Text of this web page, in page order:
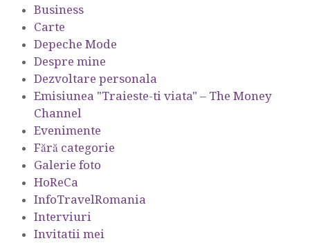
Business
Carte
Depeche Mode
Despre mine
Dezvoltare personala
Emisiunea "Traieste-ti viata" – The Money
Channel
Evenimente
Fără categorie
Galerie foto
HoReCa
InfoTravelRomania
Interviuri
Invitatii mei